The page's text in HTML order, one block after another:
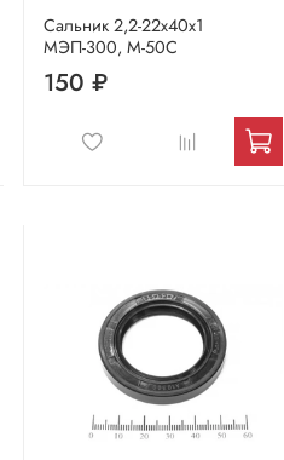
Сальник 2,2-22х40х1
МЭП-300, М-50С
150 ₽